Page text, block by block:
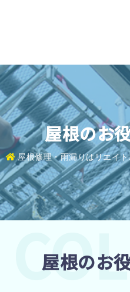
屋根のお
屋根修理・雨漏りはリエイト
屋根のお